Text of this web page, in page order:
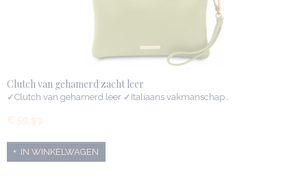
Clutch van gehamerd zacht leer
✓Clutch van gehamerd leer ✓Italiaans vakmanschap…
€ 59,99
IN WINKELWAGEN